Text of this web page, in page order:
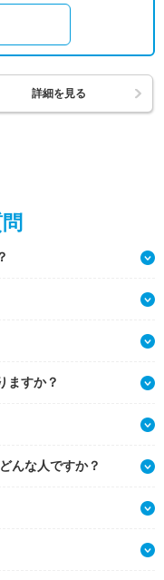
詳細を見る
ますか？
んな人ですか？